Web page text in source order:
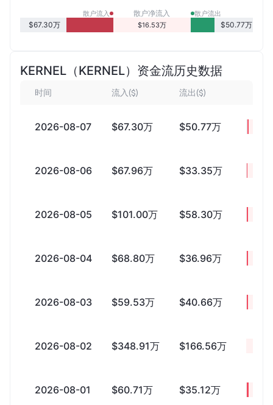
散户流入
$67.30万
散户净流入
$16.53万
散户流出
$50.77万
KERNEL（KERNEL）资金流历史数据
时间 流入($) 流出($)
2026-08-07 $67.30万 $50.77万
2026-08-06 $67.96万 $33.35万
2026-08-05 $101.00万 $58.30万
2026-08-04 $68.80万 $36.96万
2026-08-03 $59.53万 $40.66万
2026-08-02 $348.91万 $166.56万
2026-08-01 $60.71万 $35.12万